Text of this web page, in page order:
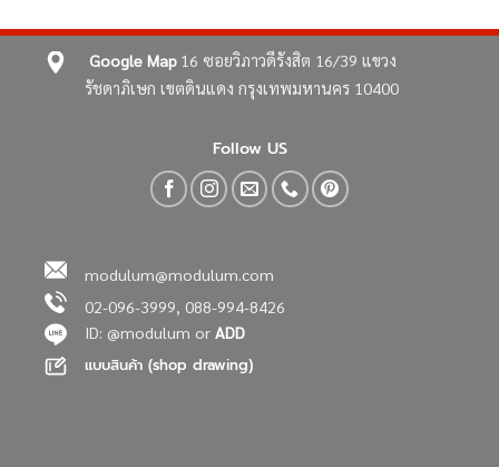
Google Map 16 ซอยวิภาวดีรังสิต 16/39 แขวง
รัชดาภิเษก เขตดินแดง กรุงเทพมหานคร 10400
Follow US
modulum@modulum.com
02-096-3999, 088-994-8426
ID: @modulum or ADD
แบบสินค้า (shop drawing)